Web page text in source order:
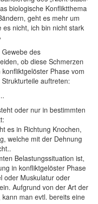
biologische Konfliktthema
geht es mehr um
nicht, ich bin nicht stark
des
ob diese Schmerzen
Phase vom
auftreten:
oder nur in bestimmten
es in Richtung Knochen,
welche mit der Dehnung
Belastungssituation ist,
in konfliktgelöster Phase
oder Muskulatur oder
Aufgrund von der Art der
man evtl. bereits eine